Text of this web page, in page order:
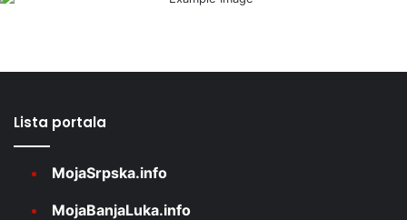
Lista portala
MojaSrpska.info
MojaBanjaLuka.info